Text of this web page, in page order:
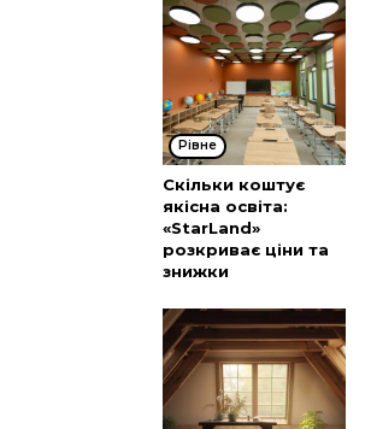
Рівне
Скільки коштує
якісна освіта:
«StarLand»
розкриває ціни та
знижки